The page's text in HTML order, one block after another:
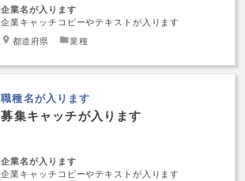
企業名が入ります
企業キャッチコピーやテキストが入ります
都道府県 業種
職種名が入ります
募集キャッチが入ります
企業名が入ります
企業キャッチコピーやテキストが入ります